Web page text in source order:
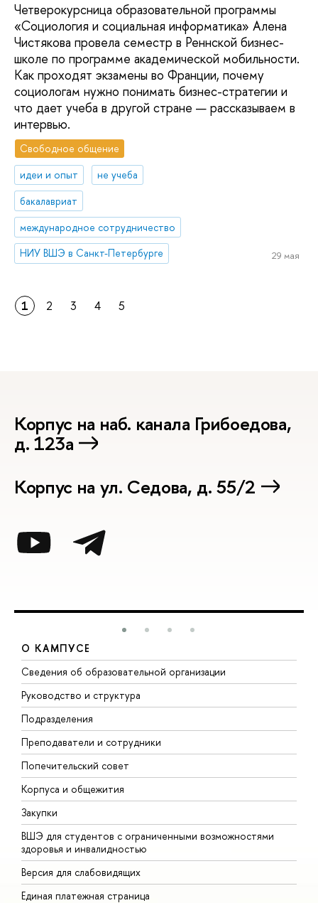
Четверокурсница образовательной программы
«Социология и социальная информатика» Алена
Чистякова провела семестр в Реннской бизнес-
школе по программе академической мобильности.
Как проходят экзамены во Франции, почему
социологам нужно понимать бизнес-стратегии и
что дает учеба в другой стране — рассказываем в
интервью.
Свободное общение
идеи и опыт
не учеба
бакалавриат
международное сотрудничество
НИУ ВШЭ в Санкт-Петербурге
29 мая
1 2 3 4 5
Корпус на наб. канала Грибоедова,
д. 123а
Корпус на ул. Седова, д. 55/2
О КАМПУСЕ
Сведения об образовательной организации
Руководство и структура
Подразделения
Преподаватели и сотрудники
Попечительский совет
Корпуса и общежития
Закупки
ВШЭ для студентов с ограниченными возможностями
здоровья и инвалидностью
Версия для слабовидящих
Единая платежная страница